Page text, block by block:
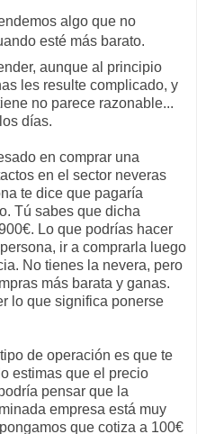
algo que no
esté más barato.
aunque al principio
les resulte complicado, y
no parece razonable...
días.
en comprar una
en el sector neveras
te dice que pagaría
Tú sabes que dicha
Lo que podrías hacer
ir a comprarla luego
No tienes la nevera, pero
más barata y ganas.
lo que significa ponerse
de operación es que te
estimas que el precio
pensar que la
empresa está muy
que cotiza a 100€